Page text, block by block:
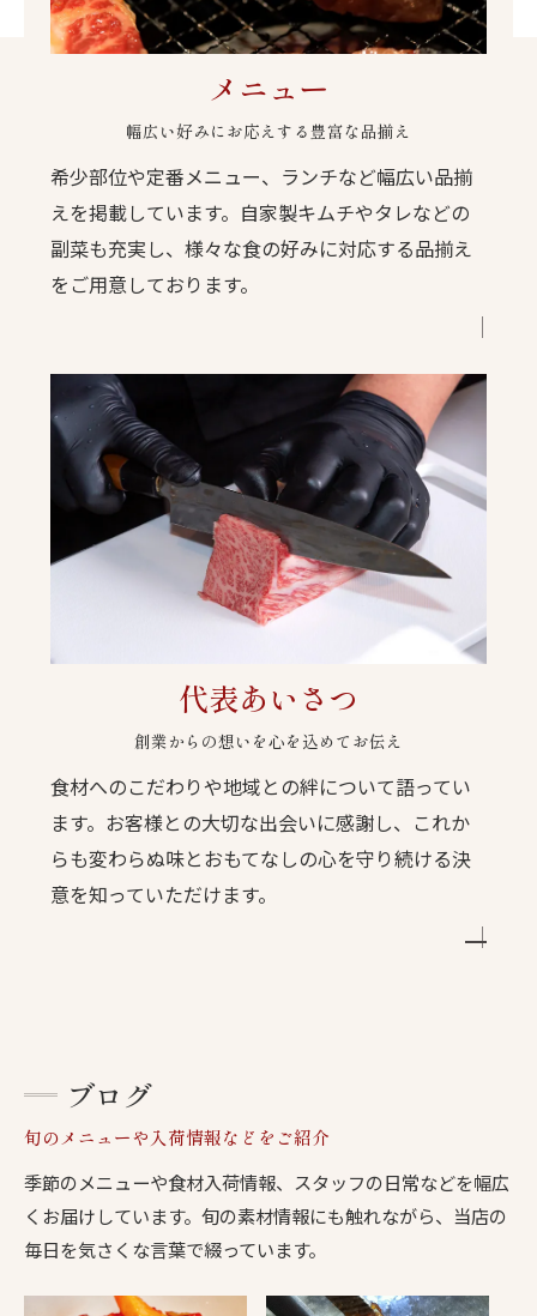
メニュー
幅広い好みにお応えする豊富な品揃え
希少部位や定番メニュー、ランチなど幅広い品揃
えを掲載しています。自家製キムチやタレなどの
副菜も充実し、様々な食の好みに対応する品揃え
をご用意しております。
代表あいさつ
創業からの想いを心を込めてお伝え
食材へのこだわりや地域との絆について語ってい
ます。お客様との大切な出会いに感謝し、これか
らも変わらぬ味とおもてなしの心を守り続ける決
意を知っていただけます。
旬のメニューや入荷情報などをご紹介
ブログ
季節のメニューや食材入荷情報、スタッフの日常などを幅広
くお届けしています。旬の素材情報にも触れながら、当店の
毎日を気さくな言葉で綴っています。